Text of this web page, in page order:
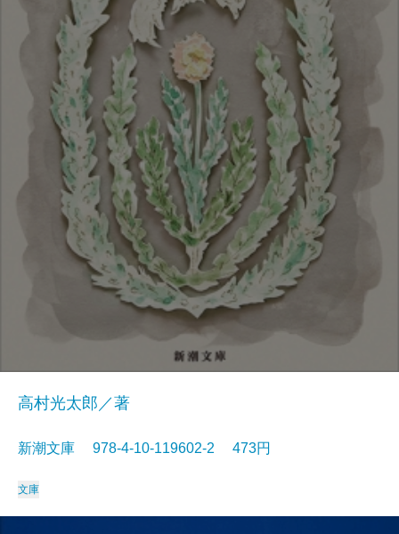
高村光太郎／著
新潮文庫 978-4-10-119602-2 473円
文庫